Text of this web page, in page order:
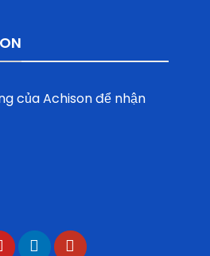
của Achison để nhận